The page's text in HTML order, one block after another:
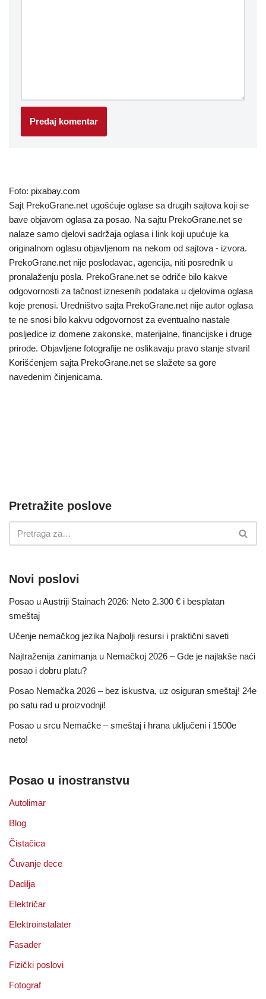
Foto: pixabay.com
Sajt PrekoGrane.net ugošćuje oglase sa drugih sajtova koji se
bave objavom oglasa za posao. Na sajtu PrekoGrane.net se
nalaze samo djelovi sadržaja oglasa i link koji upućuje ka
originalnom oglasu objavljenom na nekom od sajtova - izvora.
PrekoGrane.net nije poslodavac, agencija, niti posrednik u
pronalaženju posla. PrekoGrane.net se odriče bilo kakve
odgovornosti za tačnost iznesenih podataka u djelovima oglasa
koje prenosi. Uredništvo sajta PrekoGrane.net nije autor oglasa
te ne snosi bilo kakvu odgovornost za eventualno nastale
posljedice iz domene zakonske, materijalne, financijske i druge
prirode. Objavljene fotografije ne oslikavaju pravo stanje stvari!
Korišćenjem sajta PrekoGrane.net se slažete sa gore
navedenim činjenicama.
Pretražite poslove
Novi poslovi
Posao u Austriji Stainach 2026: Neto 2.300 € i besplatan
smeštaj
Učenje nemačkog jezika Najbolji resursi i praktični saveti
Najtraženija zanimanja u Nemačkoj 2026 – Gde je najlakše naći
posao i dobru platu?
Posao Nemačka 2026 – bez iskustva, uz osiguran smeštaj! 24e
po satu rad u proizvodnji!
Posao u srcu Nemačke – smeštaj i hrana uključeni i 1500e
neto!
Posao u inostranstvu
Autolimar
Blog
Čistačica
Čuvanje dece
Dadilja
Električar
Elektroinstalater
Fasader
Fizički poslovi
Fotograf